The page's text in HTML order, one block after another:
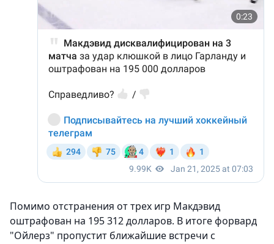
Помимо отстранения от трех игр Макдэвид
оштрафован на 195 312 долларов. В итоге форвард
"Ойлерз" пропустит ближайшие встречи с